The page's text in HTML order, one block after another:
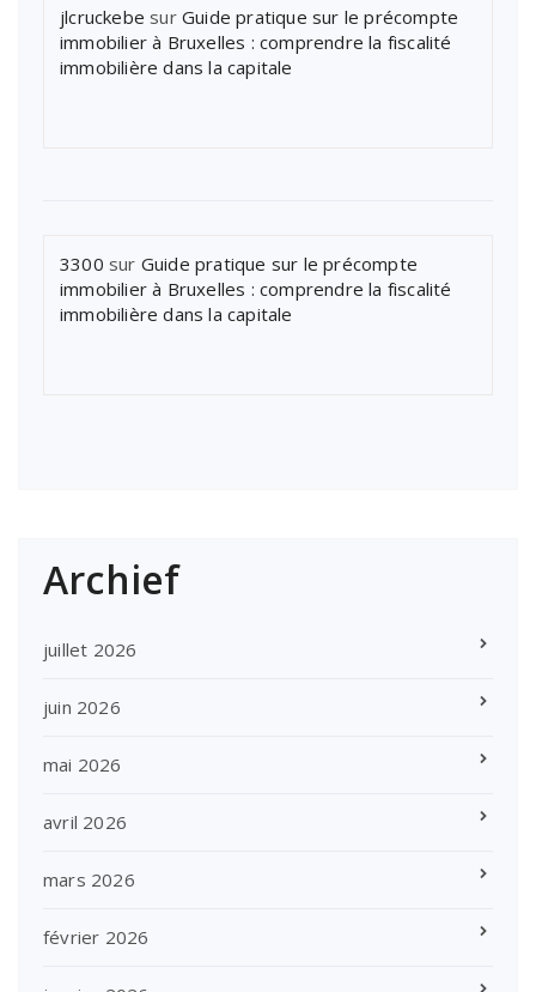
jlcruckebe sur Guide pratique sur le précompte
immobilier à Bruxelles : comprendre la fiscalité
immobilière dans la capitale
3300 sur Guide pratique sur le précompte
immobilier à Bruxelles : comprendre la fiscalité
immobilière dans la capitale
Archief
juillet 2026
juin 2026
mai 2026
avril 2026
mars 2026
février 2026